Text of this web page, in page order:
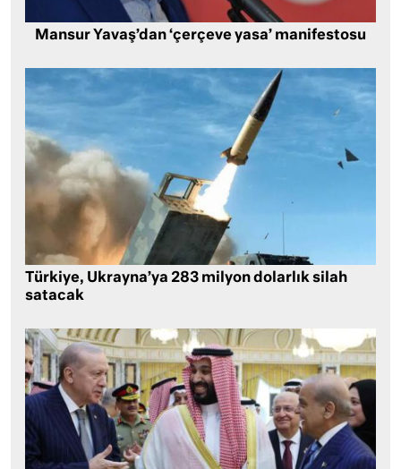
Mansur Yavaş’dan ‘çerçeve yasa’ manifestosu
Türkiye, Ukrayna’ya 283 milyon dolarlık silah
satacak